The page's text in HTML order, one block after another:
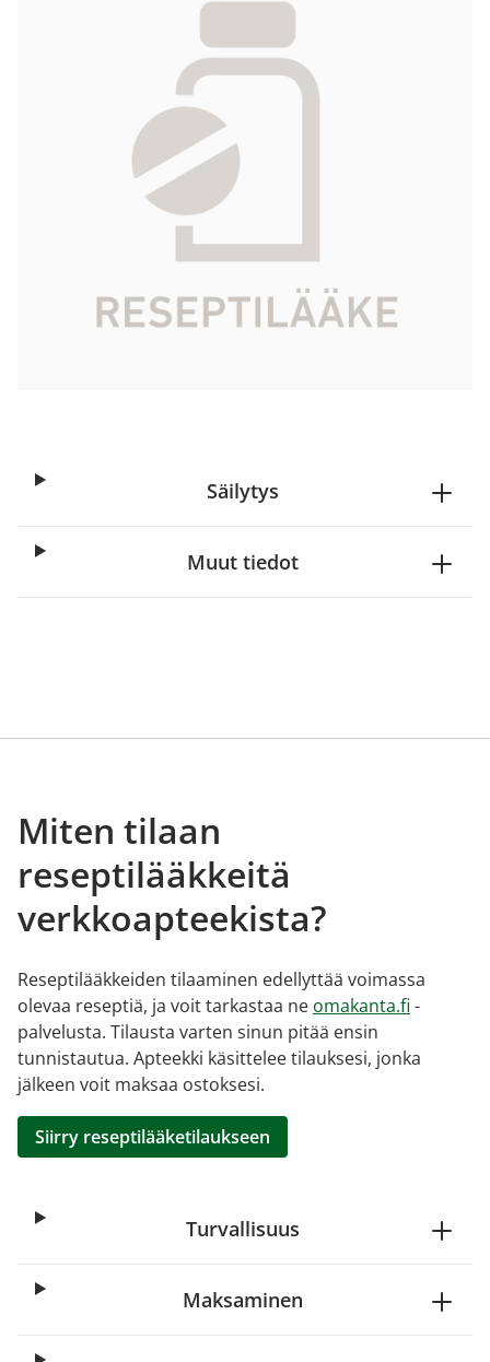
injektioneste, liuos 2 mg/ml 5 x 2 ml
060523
Vaikuttava aine ondansetronihydroklorididihydraatti
5 x 2 ml
Fresenius Kabi Ab
Tarkista Kela-korvattavuus
Säilytys
Muut tiedot
Miten tilaan
reseptilääkkeitä
verkkoapteekista?
Reseptilääkkeiden tilaaminen edellyttää voimassa
olevaa reseptiä, ja voit tarkastaa ne omakanta.fi -
palvelusta. Tilausta varten sinun pitää ensin
tunnistautua. Apteekki käsittelee tilauksesi, jonka
jälkeen voit maksaa ostoksesi.
Siirry reseptilääketilaukseen
Turvallisuus
Maksaminen